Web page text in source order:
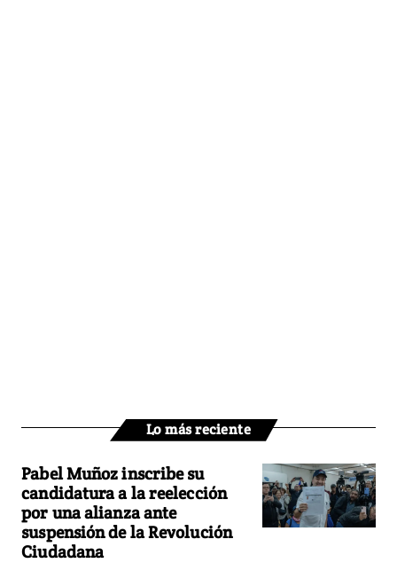
Lo más reciente
Pabel Muñoz inscribe su
candidatura a la reelección
por una alianza ante
suspensión de la Revolución
Ciudadana